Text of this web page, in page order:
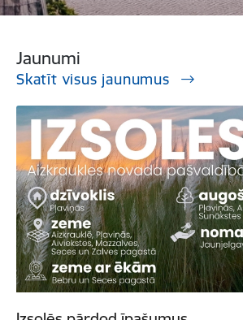
Jaunumi
Skatīt visus jaunumus